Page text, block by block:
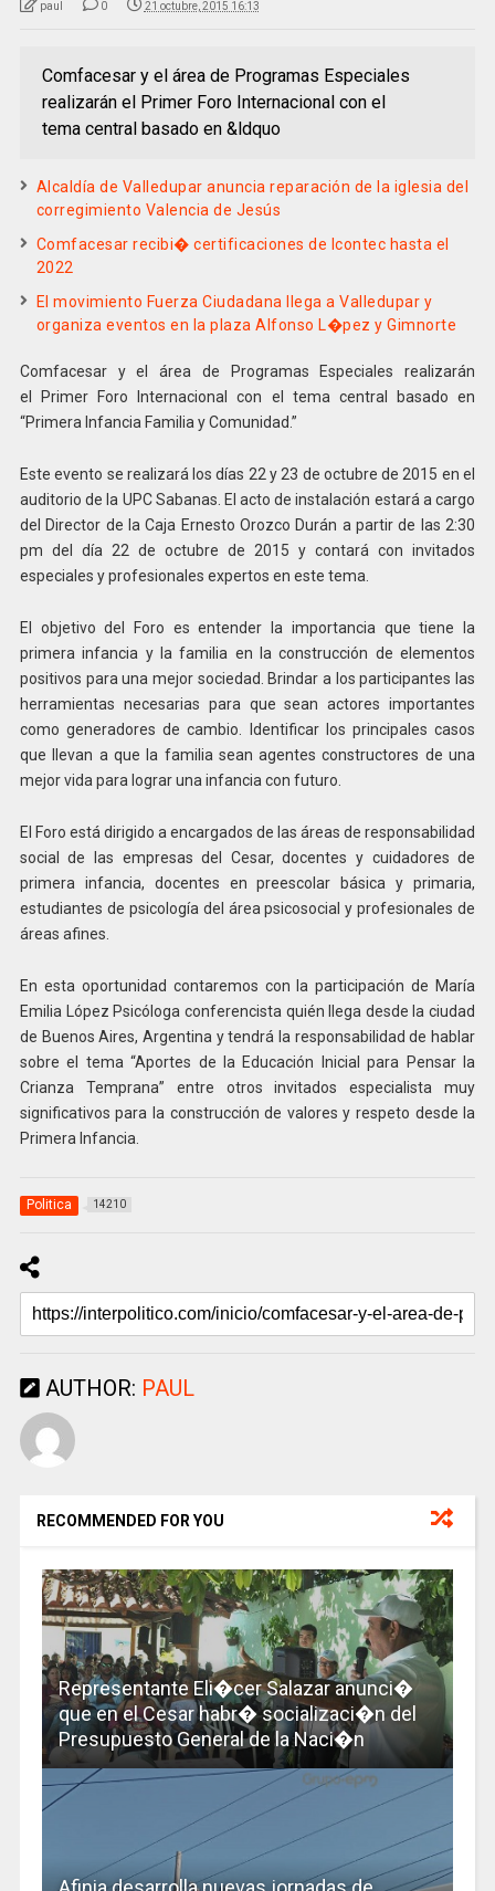
paul 0 21 octubre, 2015 16:13
Comfacesar y el área de Programas Especiales
realizarán el Primer Foro Internacional con el
tema central basado en &ldquo
Alcaldía de Valledupar anuncia reparación de la iglesia del
corregimiento Valencia de Jesús
Comfacesar recibi� certificaciones de Icontec hasta el
2022
El movimiento Fuerza Ciudadana llega a Valledupar y
organiza eventos en la plaza Alfonso L�pez y Gimnorte
Comfacesar y el área de Programas Especiales realizarán
el Primer Foro Internacional con el tema central basado en
“Primera Infancia Familia y Comunidad.”
Este evento se realizará los días 22 y 23 de octubre de 2015 en el
auditorio de la UPC Sabanas. El acto de instalación estará a cargo
del Director de la Caja Ernesto Orozco Durán a partir de las 2:30
pm del día 22 de octubre de 2015 y contará con invitados
especiales y profesionales expertos en este tema.
El objetivo del Foro es entender la importancia que tiene la
primera infancia y la familia en la construcción de elementos
positivos para una mejor sociedad. Brindar a los participantes las
herramientas necesarias para que sean actores importantes
como generadores de cambio. Identificar los principales casos
que llevan a que la familia sean agentes constructores de una
mejor vida para lograr una infancia con futuro.
El Foro está dirigido a encargados de las áreas de responsabilidad
social de las empresas del Cesar, docentes y cuidadores de
primera infancia, docentes en preescolar básica y primaria,
estudiantes de psicología del área psicosocial y profesionales de
áreas afines.
En esta oportunidad contaremos con la participación de María
Emilia López Psicóloga conferencista quién llega desde la ciudad
de Buenos Aires, Argentina y tendrá la responsabilidad de hablar
sobre el tema “Aportes de la Educación Inicial para Pensar la
Crianza Temprana” entre otros invitados especialista muy
significativos para la construcción de valores y respeto desde la
Primera Infancia.
Politica 14210
AUTHOR: PAUL
RECOMMENDED FOR YOU
Representante Eli�cer Salazar anunci�
que en el Cesar habr� socializaci�n del
Presupuesto General de la Naci�n